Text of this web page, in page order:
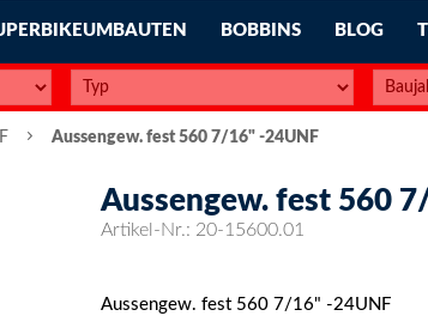
BOBBINS BLOG
Aussengew. fest 560 7/16" -24UNF
Aussengew. fest 560
Artikel-Nr.: 20-15600.01
Aussengew. fest 560 7/16" -24UNF